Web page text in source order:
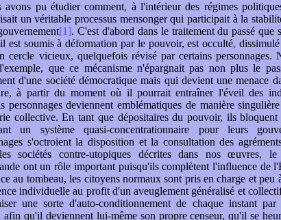
avons pu étudier comment, à l'intérieur des régimes
un véritable processus mensonger qui participait à la
[1]. C'est d'abord dans le traitement du passé que
est soumis à déformation par le pouvoir, est occulté,
cercle vicieux, quelquefois révisé par certains personnages.
que ce mécanisme n'épargnait pas non plus le
d'une société démocratique mais qui devient une menace
à partir du moment où il pourrait entraîner l'éveil des
personnages deviennent emblématiques de manière
collective. En tant que dépositaires du pouvoir, ils bloquent
un système quasi-concentrationnaire pour leurs
s'octroient la disposition et la consultation des
sociétés contre-utopiques décrites dans nos œuvres,
ont un rôle important puisqu'ils complètent l'influence de
au tombeau, les citoyens normaux sont pris en charge et peu
individuelle au profit d'un aveuglement généralisé et
une sorte d'auto-conditionnement de chaque instant
afin qu'il deviennent lui-même son propre censeur, qu'il se